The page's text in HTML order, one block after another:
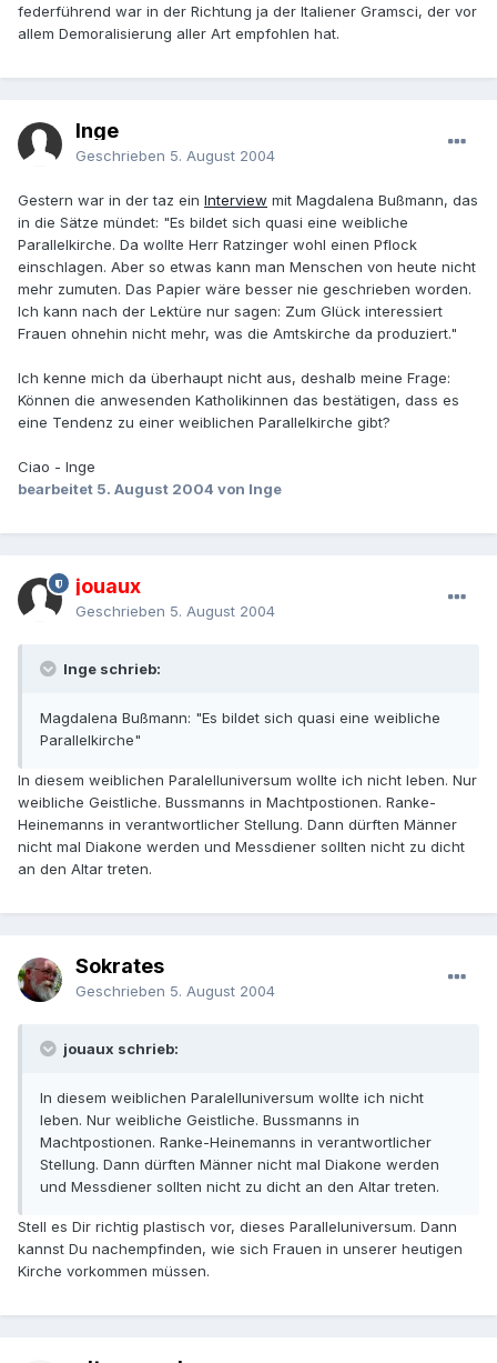
federführend war in der Richtung ja der Italiener Gramsci, der vor
allem Demoralisierung aller Art empfohlen hat.
Inge
Geschrieben 5. August 2004
Gestern war in der taz ein Interview mit Magdalena Bußmann, das
in die Sätze mündet: "Es bildet sich quasi eine weibliche
Parallelkirche. Da wollte Herr Ratzinger wohl einen Pflock
einschlagen. Aber so etwas kann man Menschen von heute nicht
mehr zumuten. Das Papier wäre besser nie geschrieben worden.
Ich kann nach der Lektüre nur sagen: Zum Glück interessiert
Frauen ohnehin nicht mehr, was die Amtskirche da produziert."
Ich kenne mich da überhaupt nicht aus, deshalb meine Frage:
Können die anwesenden Katholikinnen das bestätigen, dass es
eine Tendenz zu einer weiblichen Parallelkirche gibt?
Ciao - Inge
bearbeitet 5. August 2004 von Inge
jouaux
Geschrieben 5. August 2004
Inge schrieb:
Magdalena Bußmann: "Es bildet sich quasi eine weibliche
Parallelkirche"
In diesem weiblichen Paralelluniversum wollte ich nicht leben. Nur
weibliche Geistliche. Bussmanns in Machtpostionen. Ranke-
Heinemanns in verantwortlicher Stellung. Dann dürften Männer
nicht mal Diakone werden und Messdiener sollten nicht zu dicht
an den Altar treten.
Sokrates
Geschrieben 5. August 2004
jouaux schrieb:
In diesem weiblichen Paralelluniversum wollte ich nicht
leben. Nur weibliche Geistliche. Bussmanns in
Machtpostionen. Ranke-Heinemanns in verantwortlicher
Stellung. Dann dürften Männer nicht mal Diakone werden
und Messdiener sollten nicht zu dicht an den Altar treten.
Stell es Dir richtig plastisch vor, dieses Paralleluniversum. Dann
kannst Du nachempfinden, wie sich Frauen in unserer heutigen
Kirche vorkommen müssen.